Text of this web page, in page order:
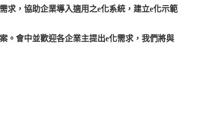
求，協助企業導入適用之e化系統，建立e化示範
。會中並歡迎各企業主提出e化需求，我們將與